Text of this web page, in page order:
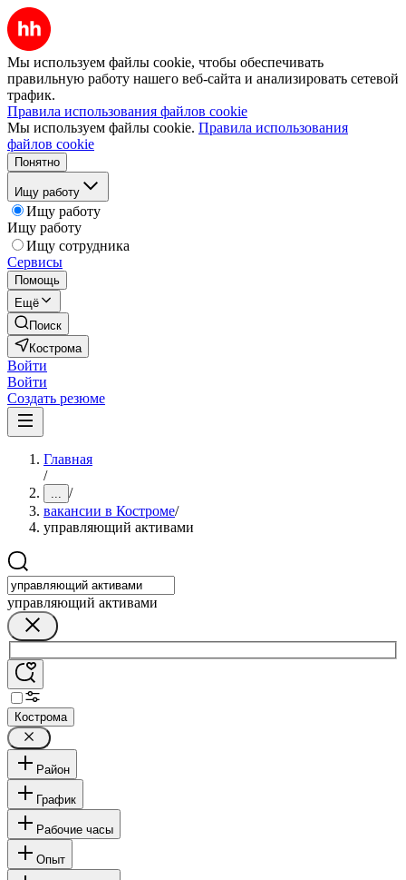
Мы используем файлы cookie, чтобы обеспечивать
правильную работу нашего веб-сайта и анализировать сетевой
трафик.
Правила использования файлов cookie
Мы используем файлы cookie. Правила использования
файлов cookie
Понятно
Ищу работу
Ищу работу
Ищу работу
Ищу сотрудника
Сервисы
Помощь
Ещё
Поиск
Кострома
Войти
Войти
Создать резюме
Главная
/
... /
вакансии в Костроме/
управляющий активами
управляющий активами
Кострома
Район
График
Рабочие часы
Опыт